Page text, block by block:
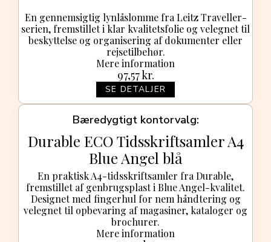
En gennemsigtig lynlåslomme fra Leitz Traveller-
serien, fremstillet i klar kvalitetsfolie og velegnet til
beskyttelse og organisering af dokumenter eller
rejsetilbehør.
97,57kr.
SE DETALJER
Mere information
Bæredygtigt kontorvalg
Durable ECO Tidsskriftsamler A4
Blue Angel blå
En praktisk A4-tidsskriftsamler fra Durable,
fremstillet af genbrugsplast i Blue Angel-kvalitet.
Designet med fingerhul for nem håndtering og
velegnet til opbevaring af magasiner, kataloger og
brochurer.
Mere information